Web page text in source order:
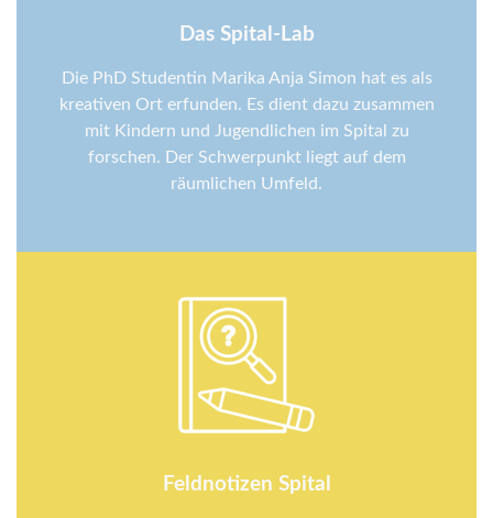
Das Spital-Lab
Die PhD Studentin Marika Anja Simon hat es als
kreativen Ort erfunden. Es dient dazu zusammen
mit Kindern und Jugendlichen im Spital zu
forschen. Der Schwerpunkt liegt auf dem
räumlichen Umfeld.
Feldnotizen Spital